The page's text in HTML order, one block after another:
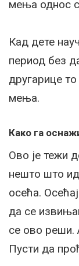
мења однос
Кад дете
период без
другарице
мења.
Како га
Ово је тежи
нешто што
осећа.
да се
се ово реши.
Пусти да